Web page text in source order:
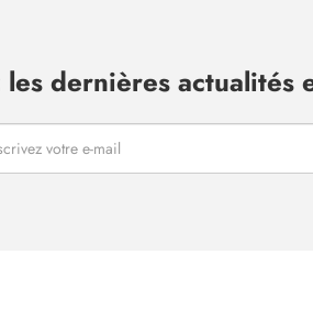
dernières actualités